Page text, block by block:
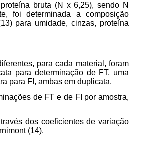
bruta (N x 6,25), sendo N
foi determinada a composição
para umidade, cinzas, proteína
para cada material, foram
para determinação de FT, uma
para FI, ambas em duplicata.
de FT e de FI por amostra,
dos coeficientes de variação
(14).